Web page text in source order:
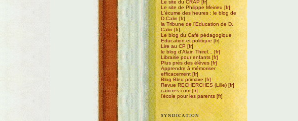
Le site du CRAP
Le site de Philippe Meirieu
L'écume des heures : le blog de
D.Calin
la Tribune de l'Education de D.
Calin
Le blog du Café pédagogique
Education et politique
Lire au CP
le blog d'Alain Thirel...
Librairie pour enfants
Plus près des élèves
Apprendre à mémoriser
efficacement
Blog Bleu primaire
Revue RECHERCHES (Lille)
cancres.com
l'école pour les parents
SYNDICATION